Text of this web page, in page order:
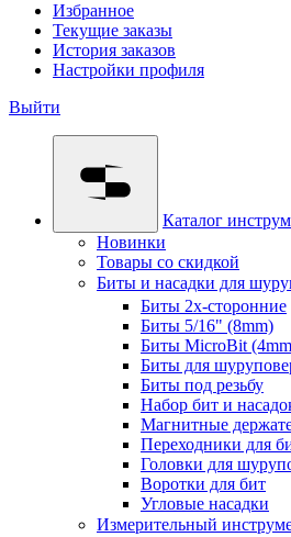
Избранное
Текущие заказы
История заказов
Настройки профиля
Выйти
Каталог
Новинки
Товары со скидкой
Биты и насадки для
Биты 2х-сторонние
Биты 5/16" (8mm)
Биты MicroBit
Биты для
Биты под резьбу
Набор бит и
Магнитные
Переходники для
Головки для
Воротки для бит
Угловые насадки
Измерительный